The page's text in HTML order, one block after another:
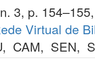
3, p.
Virtual de
, CAM, SEN,